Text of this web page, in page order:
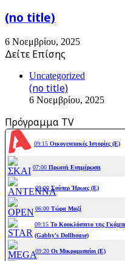
(no title)
6 Νοεμβρίου, 2025
Δείτε Επίσης
Uncategorized
(no title)
6 Νοεμβρίου, 2025
Πρόγραμμα TV